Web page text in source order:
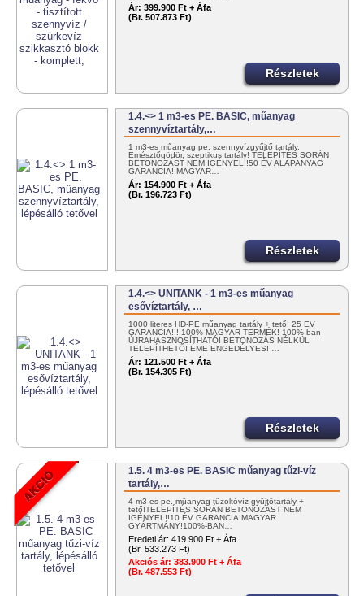
Ár: 399.900 Ft + Áfa
(Br. 507.873 Ft)
Részletek
1.4.<> 1 m3-es PE. BASIC, műanyag
szennyvíztartály,…
1 m3-es műanyag pe. szennyvízgyűjtő tartály.
Emésztőgödör, szeptikus tartály! TELEPÍTÉS SORÁN
BETONOZÁST NEM IGÉNYEL!!50 ÉV ALAPANYAG
GARANCIA! MAGYAR…
Ár: 154.900 Ft + Áfa
(Br. 196.723 Ft)
Részletek
1.4.<> UNITANK - 1 m3-es műanyag
esővíztartály, …
1000 literes HD-PE műanyag tartály + tető! 25 ÉV
GARANCIA!!! 100% MAGYAR TERMÉK! 100%-ban
ÚJRAHASZNOSÍTHATÓ! BETONOZÁS NÉLKÜL
TELEPÍTHETŐ! ÉME ENGEDÉLYES! …
Ár: 121.500 Ft + Áfa
(Br. 154.305 Ft)
Részletek
1.5. 4 m3-es PE. BASIC műanyag tűzi-víz
tartály,…
4 m3-es pe. műanyag tűzoltóvíz gyűjtőtartály +
tető!TELEPÍTÉS SORÁN BETONOZÁST NEM
IGÉNYEL!!10 ÉV GARANCIA!MAGYAR
GYÁRTMÁNY!100%-BAN…
Eredeti ár: 419.900 Ft + Áfa
(Br. 533.273 Ft)
Akciós ár: 383.900 Ft + Áfa
(Br. 487.553 Ft)